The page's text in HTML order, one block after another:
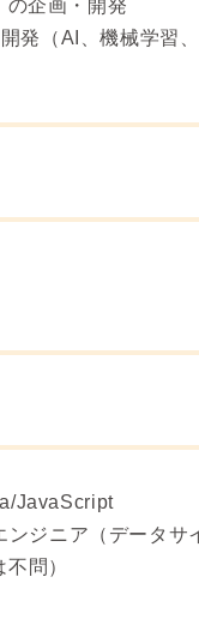
の企画・開発
発（AI、機械学習、
JavaScript
ジニア（データ
問）